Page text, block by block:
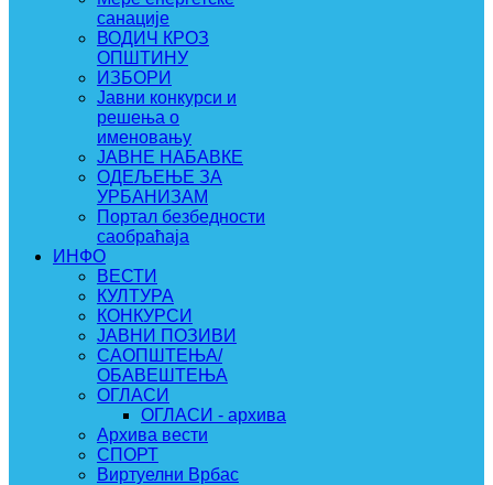
санације
ВОДИЧ КРОЗ
ОПШТИНУ
ИЗБОРИ
Јавни конкурси и
решења о
именовању
ЈАВНЕ НАБАВКЕ
ОДЕЉЕЊЕ ЗА
УРБАНИЗАМ
Портал безбедности
саобраћаја
ИНФО
ВЕСТИ
КУЛТУРА
КОНКУРСИ
ЈАВНИ ПОЗИВИ
САОПШТЕЊА/
ОБАВЕШТЕЊА
ОГЛАСИ
ОГЛАСИ - архива
Архива вести
СПОРТ
Виртуелни Врбас